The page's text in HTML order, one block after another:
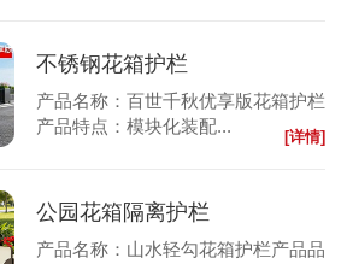
不锈钢花箱护栏
产品名称：百世千秋优享版花箱护栏
产品特点：模块化装配...
[详情]
公园花箱隔离护栏
产品名称：山水轻勾花箱护栏产品品